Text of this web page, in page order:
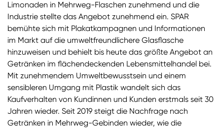
Limonaden in Mehrweg-Flaschen zunehmend und die
Industrie stellte das Angebot zunehmend ein. SPAR
bemühte sich mit Plakatkampagnen und Informationen
im Markt auf die umweltfreundlichere Glasflasche
hinzuweisen und behielt bis heute das größte Angebot an
Getränken im flächendeckenden Lebensmittelhandel bei.
Mit zunehmendem Umweltbewusstsein und einem
sensibleren Umgang mit Plastik wandelt sich das
Kaufverhalten von Kundinnen und Kunden erstmals seit 30
Jahren wieder. Seit 2019 steigt die Nachfrage nach
Getränken in Mehrweg-Gebinden wieder, wie die